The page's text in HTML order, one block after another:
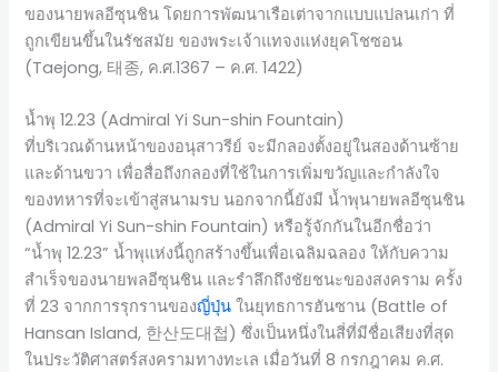
ของนายพลอีซุนชิน โดยการพัฒนาเรือเต่าจากแบบแปลนเก่า ที่
ถูกเขียนขึ้นในรัชสมัย ของพระเจ้าแทจงแห่งยุคโชซอน
(Taejong, 태종, ค.ศ.1367 – ค.ศ. 1422)
น้ำพุ 12.23 (Admiral Yi Sun-shin Fountain)
ที่บริเวณด้านหน้าของอนุสาวรีย์ จะมีกลองตั้งอยู่ในสองด้านซ้าย
และด้านขวา เพื่อสื่อถึงกลองที่ใช้ในการเพิ่มขวัญและกำลังใจ
ของทหารที่จะเข้าสู่สนามรบ นอกจากนี้ยังมี น้ำพุนายพลอีซุนชิน
(Admiral Yi Sun-shin Fountain) หรือรู้จักกันในอีกชื่อว่า
“น้ำพุ 12.23” น้ำพุแห่งนี้ถูกสร้างขึ้นเพื่อเฉลิมฉลอง ให้กับความ
สำเร็จของนายพลอีซุนชิน และรำลึกถึงชัยชนะของสงคราม ครั้ง
ที่ 23 จากการรุกรานของญี่ปุ่น ในยุทธการฮันซาน (Battle of
Hansan Island, 한산도대첩) ซึ่งเป็นหนึ่งในสี่ที่มีชื่อเสียงที่สุด
ในประวัติศาสตร์สงครามทางทะเล เมื่อวันที่ 8 กรกฎาคม ค.ศ.